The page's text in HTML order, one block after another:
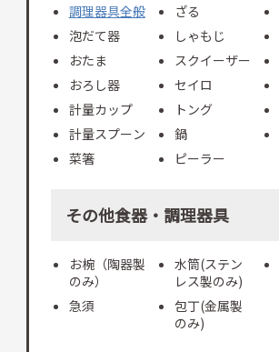
調理器具全般
泡だて器
おたま
おろし器
計量カップ
計量スプーン
菜箸
ざる
しゃもじ
スクイーザー
セイロ
トング
鍋
ピーラー
その他食器・調理器具
お椀（陶器製
のみ）
急須
水筒(ステン
レス製のみ)
包丁(金属製
のみ)